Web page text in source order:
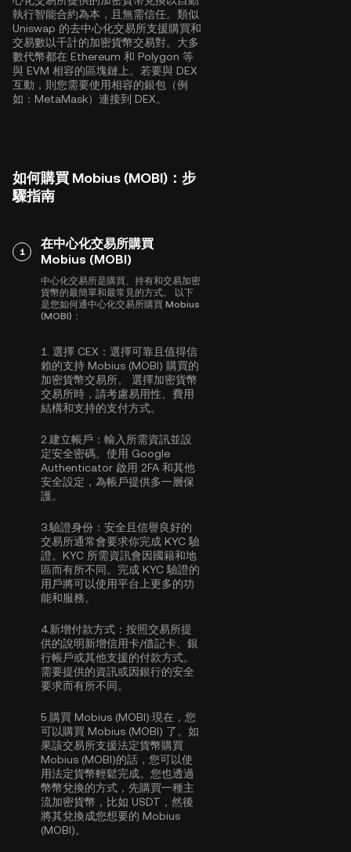
執行智能合約為本，且無需信任。類似
Uniswap 的去中心化交易所支援購買和
交易數以千計的加密貨幣交易對。大多
數代幣都在 Ethereum 和 Polygon 等
與 EVM 相容的區塊鏈上。若要與 DEX
互動，則您需要使用相容的銀包（例
如：MetaMask）連接到 DEX。
如何購買 Mobius (MOBI)：步
驟指南
1
在中心化交易所購買
Mobius (MOBI)
中心化交易所是購買、持有和交易加密
貨幣的最簡單和最常見的方式。 以下
是您如何通中心化交易所購買 Mobius
(MOBI)：
1. 選擇 CEX： 選擇可靠且值得信
賴的支持 Mobius (MOBI) 購買的
加密貨幣交易所。 選擇加密貨幣
交易所時，請考慮易用性、費用
結構和支持的支付方式。
2. 建立帳戶： 輸入所需資訊並設
定安全密碼。使用 Google
Authenticator 啟用 2FA 和其他
安全設定，為帳戶提供多一層保
護。
3.驗證身份： 安全且信譽良好的
交易所通常會要求你完成 KYC 驗
證。KYC 所需資訊會因國籍和地
區而有所不同。完成 KYC 驗證的
用戶將可以使用平台上更多的功
能和服務。
4.新增付款方式： 按照交易所提
供的說明新增信用卡/借記卡、銀
行帳戶或其他支援的付款方式。
需要提供的資訊或因銀行的安全
要求而有所不同。
5. 購買 Mobius (MOBI):現在，您
可以購買 Mobius (MOBI) 了。如
果該交易所支援法定貨幣購買
Mobius (MOBI)的話，您可以使
用法定貨幣輕鬆完成。您也透過
幣幣兌換的方式，先購買一種主
流加密貨幣，比如 USDT ，然後
將其兌換成您想要的 Mobius
(MOBI)。